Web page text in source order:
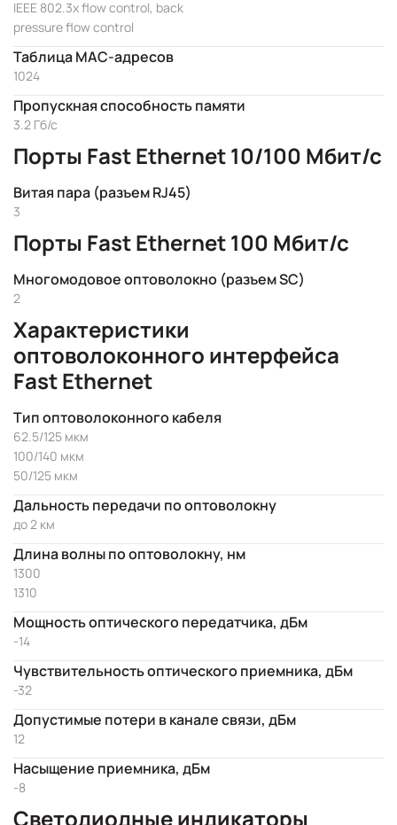
IEEE 802.3x flow control, back
pressure flow control
Таблица MAC-адресов
1024
Пропускная способность памяти
3.2 Гб/с
Порты Fast Ethernet 10/100 Мбит/с
Витая пара (разъем RJ45)
3
Порты Fast Ethernet 100 Мбит/с
Многомодовое оптоволокно (разъем SC)
2
Характеристики
оптоволоконного интерфейса
Fast Ethernet
Тип оптоволоконного кабеля
62.5/125 мкм
100/140 мкм
50/125 мкм
Дальность передачи по оптоволокну
до 2 км
Длина волны по оптоволокну, нм
1300
1310
Мощность оптического передатчика, дБм
-14
Чувствительность оптического приемника, дБм
-32
Допустимые потери в канале связи, дБм
12
Насыщение приемника, дБм
-8
Светодиодные индикаторы